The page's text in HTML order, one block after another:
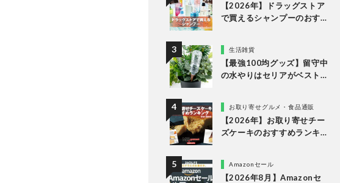
【2026年】ドラッグストア
で買えるシャンプーのおす
比較生活雑貨
【最強100均グッズ】留守中
の水やりはセリアがベスト
お取り寄せグルメ・食品通販
【2026年】お取り寄せチー
ズケーキのおすすめランキ
Amazonセール
【2026年8月】Amazonセ